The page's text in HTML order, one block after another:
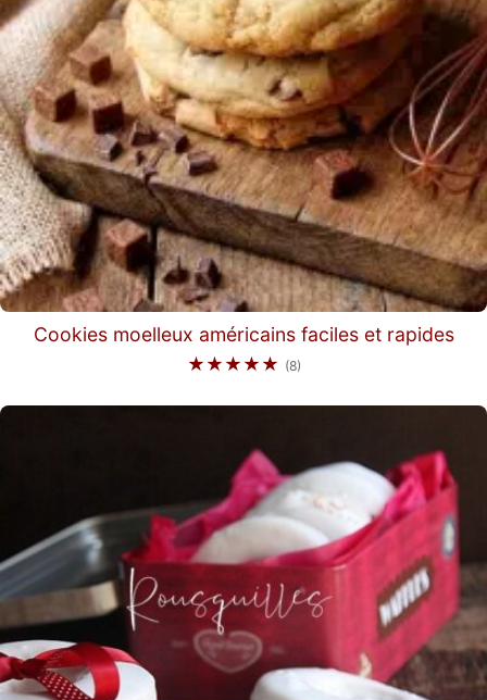
Cookies moelleux américains faciles et rapides
★★★★★ (8)